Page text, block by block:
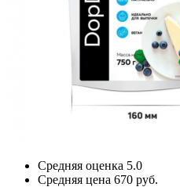
Средняя оценка 5.0
Средняя цена 670 руб.